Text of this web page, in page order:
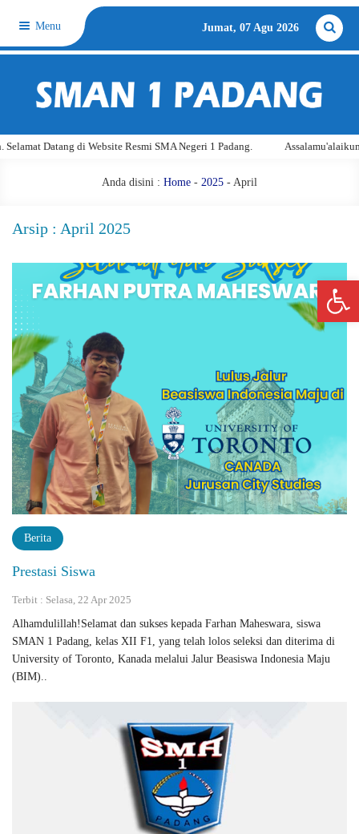
Menu Jumat, 07 Agu 2026
Datang di Website Resmi SMA Negeri 1 Padang. Assalamu'alaikum
Anda disini : Home - 2025 - April
Arsip : April 2025
Berita
Prestasi Siswa
Terbit : Selasa, 22 Apr 2025
Alhamdulillah!Selamat dan sukses kepada Farhan Maheswara, siswa
SMAN 1 Padang, kelas XII F1, yang telah lolos seleksi dan diterima di
University of Toronto, Kanada melalui Jalur Beasiswa Indonesia Maju
(BIM)..